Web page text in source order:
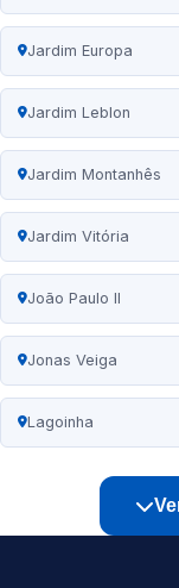
Jardim Europa
Jardim Leblon
Jardim Montanhês
Jardim Vitória
João Paulo II
Jonas Veiga
Lagoinha